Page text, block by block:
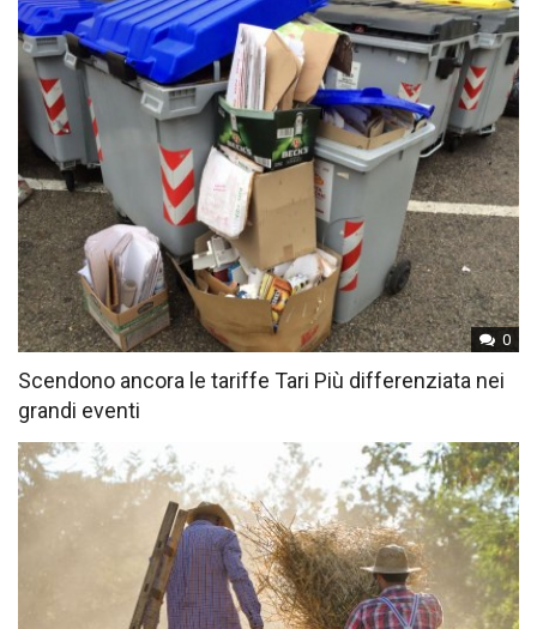
0
Scendono ancora le tariffe Tari Più differenziata nei
grandi eventi